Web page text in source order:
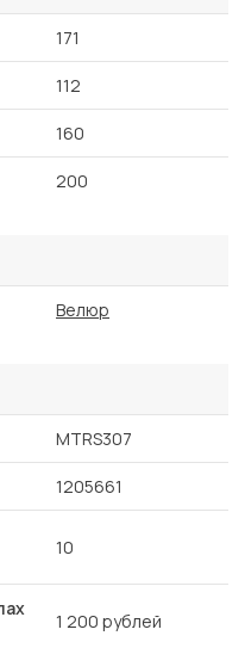
171
112
160
200
Велюр
MTRS307
1205661
10
1 200 рублей